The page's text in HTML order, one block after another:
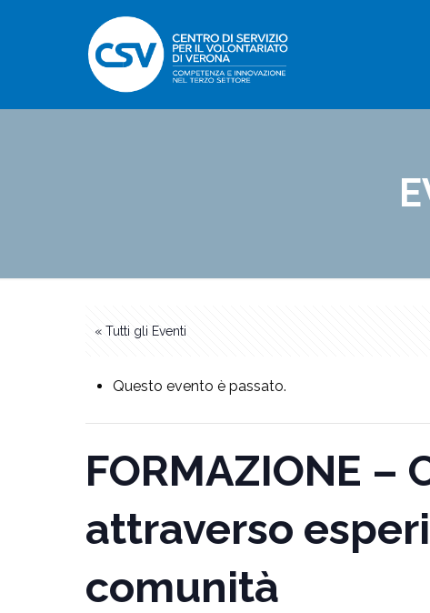
« Tutti gli Eventi
Questo evento è passato.
FORMAZIONE
attraverso
comunità